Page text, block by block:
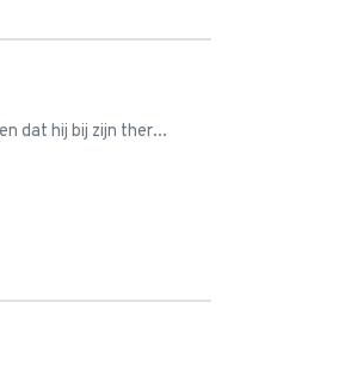
dat hij bij zijn ther...